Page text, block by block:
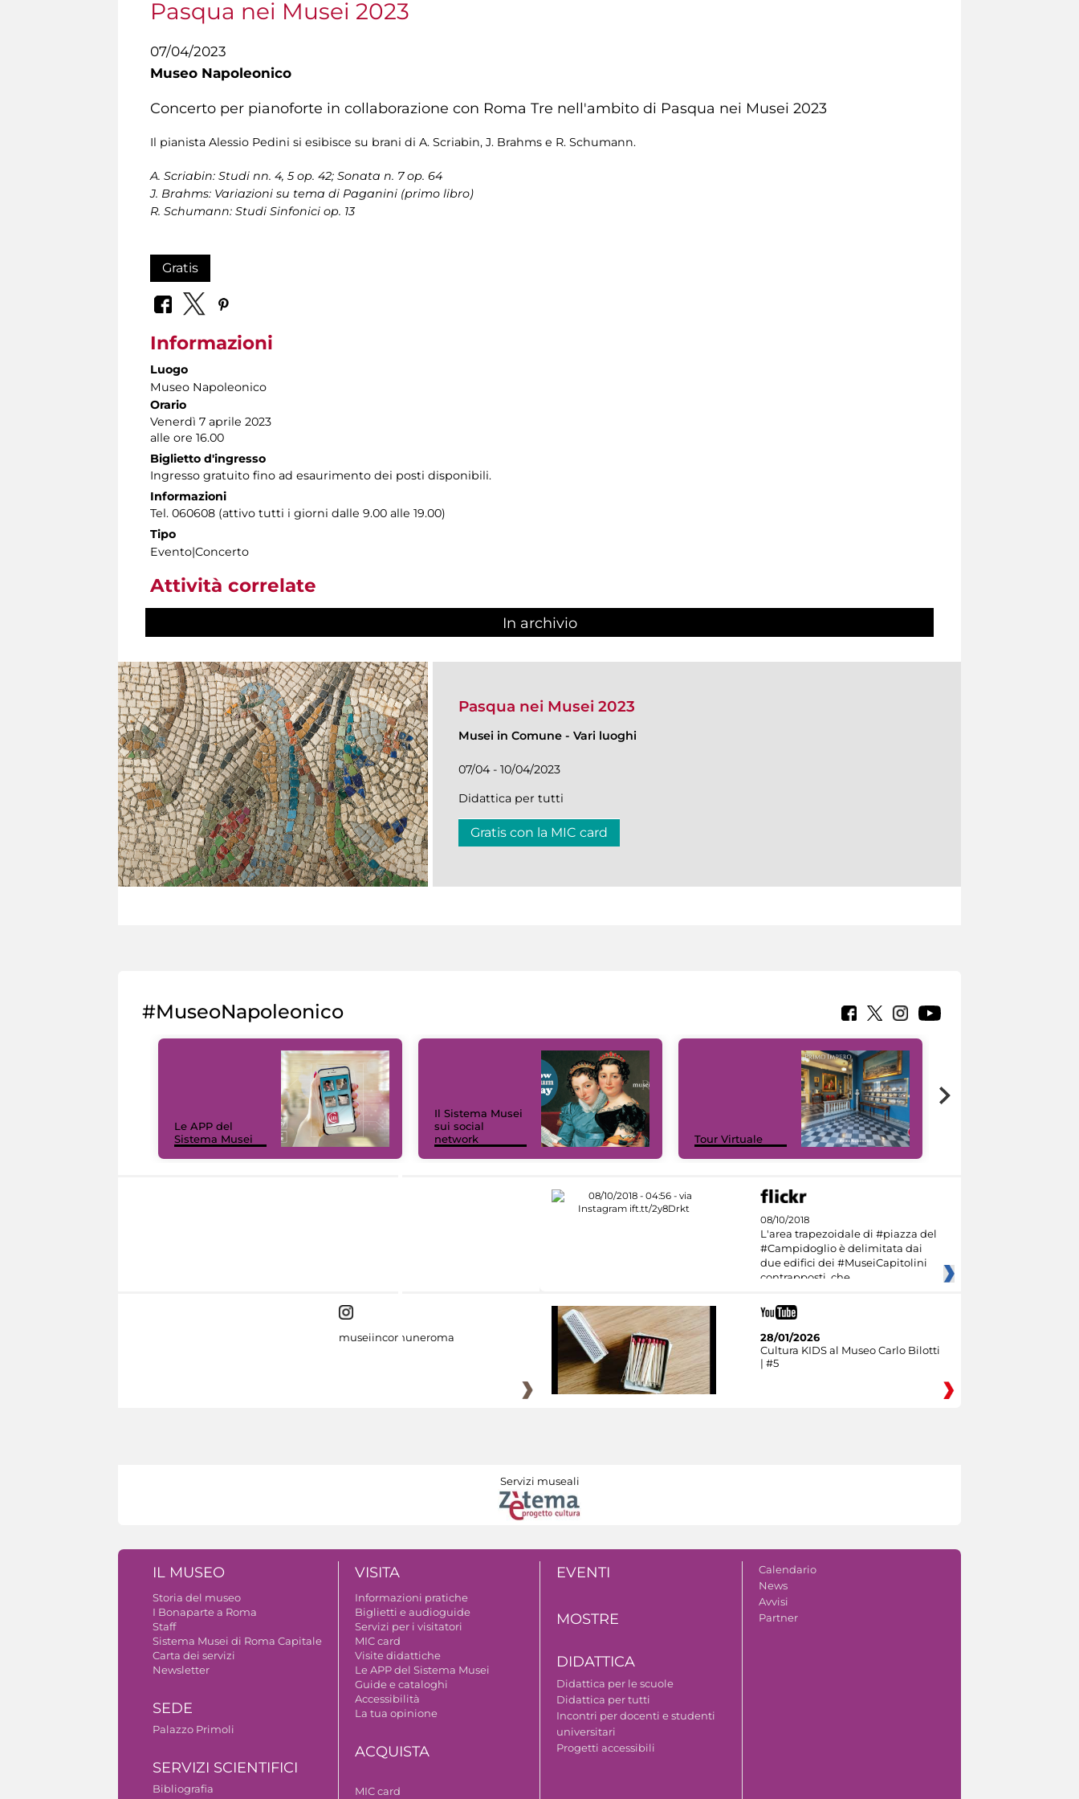
Pasqua nei Musei 2023
07/04/2023
Museo Napoleonico
Concerto per pianoforte in collaborazione con Roma Tre nell'ambito di Pasqua nei Musei 2023
Il pianista Alessio Pedini si esibisce su brani di A. Scriabin, J. Brahms e R. Schumann.
A. Scriabin: Studi nn. 4, 5 op. 42; Sonata n. 7 op. 64
J. Brahms: Variazioni su tema di Paganini (primo libro)
R. Schumann: Studi Sinfonici op. 13
Gratis
Informazioni
Luogo
Museo Napoleonico
Orario
Venerdì 7 aprile 2023
alle ore 16.00
Biglietto d'ingresso
Ingresso gratuito fino ad esaurimento dei posti disponibili.
Informazioni
Tel. 060608 (attivo tutti i giorni dalle 9.00 alle 19.00)
Tipo
Evento|Concerto
Attività correlate
In archivio
Pasqua nei Musei 2023
Musei in Comune - Vari luoghi
07/04 - 10/04/2023
Didattica per tutti
Gratis con la MIC card
#MuseoNapoleonico
Le APP del
Sistema Musei
Il Sistema Musei
sui social
network
Tour Virtuale
08/10/2018
L'area trapezoidale di #piazza del
#Campidoglio è delimitata dai
due edifici dei #MuseiCapitolini
contrapposti, che
museiincomuneroma
28/01/2026
Cultura KIDS al Museo Carlo Bilotti
| #5
Servizi museali
IL MUSEO
Storia del museo
I Bonaparte a Roma
Staff
Sistema Musei di Roma Capitale
Carta dei servizi
Newsletter
SEDE
Palazzo Primoli
SERVIZI SCIENTIFICI
Bibliografia
VISITA
Informazioni pratiche
Biglietti e audioguide
Servizi per i visitatori
MIC card
Visite didattiche
Le APP del Sistema Musei
Guide e cataloghi
Accessibilità
La tua opinione
ACQUISTA
MIC card
EVENTI
MOSTRE
DIDATTICA
Didattica per le scuole
Didattica per tutti
Incontri per docenti e studenti
universitari
Progetti accessibili
Calendario
News
Avvisi
Partner